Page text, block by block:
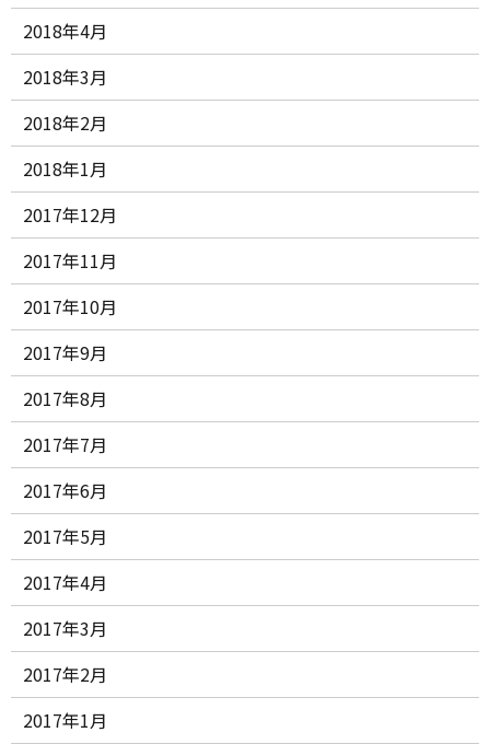
2018年4月
2018年3月
2018年2月
2018年1月
2017年12月
2017年11月
2017年10月
2017年9月
2017年8月
2017年7月
2017年6月
2017年5月
2017年4月
2017年3月
2017年2月
2017年1月